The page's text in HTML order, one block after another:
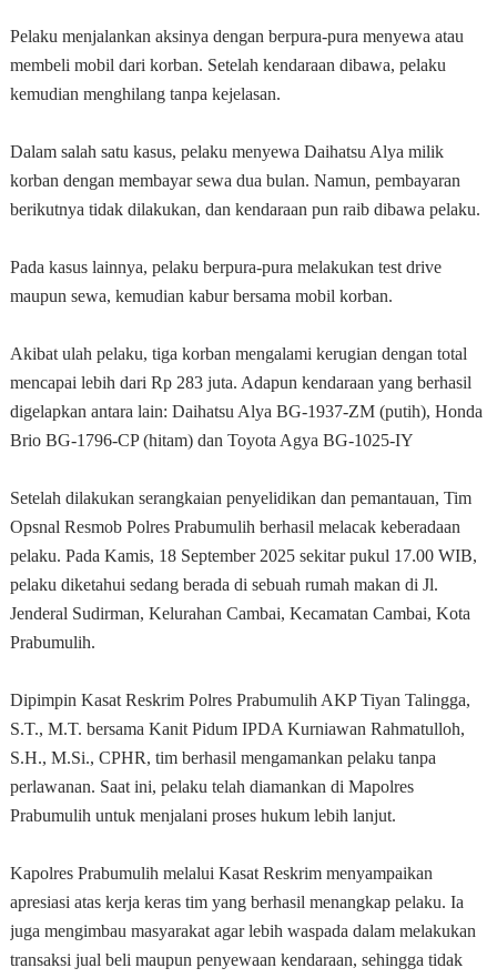
Pelaku menjalankan aksinya dengan berpura-pura menyewa atau
membeli mobil dari korban. Setelah kendaraan dibawa, pelaku
kemudian menghilang tanpa kejelasan.
Dalam salah satu kasus, pelaku menyewa Daihatsu Alya milik
korban dengan membayar sewa dua bulan. Namun, pembayaran
berikutnya tidak dilakukan, dan kendaraan pun raib dibawa pelaku.
Pada kasus lainnya, pelaku berpura-pura melakukan test drive
maupun sewa, kemudian kabur bersama mobil korban.
Akibat ulah pelaku, tiga korban mengalami kerugian dengan total
mencapai lebih dari Rp 283 juta. Adapun kendaraan yang berhasil
digelapkan antara lain: Daihatsu Alya BG-1937-ZM (putih), Honda
Brio BG-1796-CP (hitam) dan Toyota Agya BG-1025-IY
Setelah dilakukan serangkaian penyelidikan dan pemantauan, Tim
Opsnal Resmob Polres Prabumulih berhasil melacak keberadaan
pelaku. Pada Kamis, 18 September 2025 sekitar pukul 17.00 WIB,
pelaku diketahui sedang berada di sebuah rumah makan di Jl.
Jenderal Sudirman, Kelurahan Cambai, Kecamatan Cambai, Kota
Prabumulih.
Dipimpin Kasat Reskrim Polres Prabumulih AKP Tiyan Talingga,
S.T., M.T. bersama Kanit Pidum IPDA Kurniawan Rahmatulloh,
S.H., M.Si., CPHR, tim berhasil mengamankan pelaku tanpa
perlawanan. Saat ini, pelaku telah diamankan di Mapolres
Prabumulih untuk menjalani proses hukum lebih lanjut.
Kapolres Prabumulih melalui Kasat Reskrim menyampaikan
apresiasi atas kerja keras tim yang berhasil menangkap pelaku. Ia
juga mengimbau masyarakat agar lebih waspada dalam melakukan
transaksi jual beli maupun penyewaan kendaraan, sehingga tidak